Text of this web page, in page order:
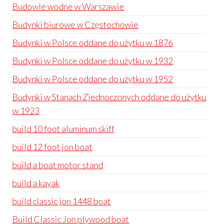
Budowle wodne w Warszawie
Budynki biurowe w Częstochowie
Budynki w Polsce oddane do użytku w 1876
Budynki w Polsce oddane do użytku w 1932
Budynki w Polsce oddane do użytku w 1952
Budynki w Stanach Zjednoczonych oddane do użytku
w 1923
build 10 foot aluminum skiff
build 12 foot jon boat
build a boat motor stand
build a kayak
build classic jon 1448 boat
Build Classic Jon plywood boat